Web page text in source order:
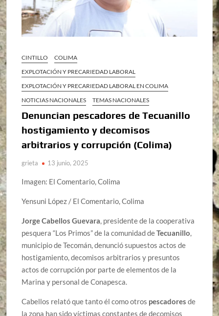
CINTILLO
COLIMA
EXPLOTACIÓN Y PRECARIEDAD LABORAL
EXPLOTACIÓN Y PRECARIEDAD LABORAL EN COLIMA
NOTICIAS NACIONALES
TEMAS NACIONALES
Denuncian pescadores de Tecuanillo
hostigamiento y decomisos
arbitrarios y corrupción (Colima)
grieta 13 junio, 2025
Imagen: El Comentario, Colima
Yensuni López / El Comentario, Colima
Jorge Cabellos Guevara, presidente de la cooperativa
pesquera “Los Primos” de la comunidad deTecuanillo,
municipio de Tecomán, denunció supuestos actos de
hostigamiento, decomisos arbitrarios y presuntos
actos de corrupción por parte de elementos de la
Marina y personal de Conapesca.
Cabellos relató que tanto él como otros pescadores de
la zona han sido víctimas constantes de decomisos